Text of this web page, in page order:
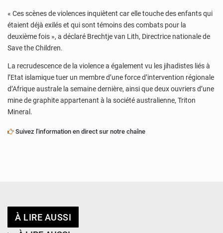
« Ces scènes de violences inquiètent car elle touche des enfants qui
étaient déjà exilés et qui sont témoins des combats pour la
deuxième fois », a déclaré Brechtje van Lith, Directrice nationale de
Save the Children.
La recrudescence de la violence a également vu les jihadistes liés à
l’Etat islamique tuer un membre d’une force d’intervention régionale
d’Afrique australe la semaine dernière, ainsi que deux ouvriers d’une
mine de graphite appartenant à la société australienne, Triton
Mineral.
Suivez l'information en direct sur notre chaîne
À LIRE AUSSI